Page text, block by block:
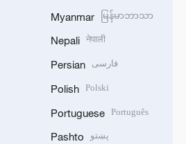
Myanmar မြန်မာဘာသာ
Nepali नेपाली
Persian فارسی
Polish Polski
Portuguese Português
Pashto پښتو